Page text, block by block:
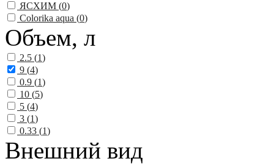
ЯСХИМ (0)
Colorika aqua (0)
Объем, л
2.5 (1)
9 (4)
0.9 (1)
10 (5)
5 (4)
3 (1)
0.33 (1)
Внешний вид